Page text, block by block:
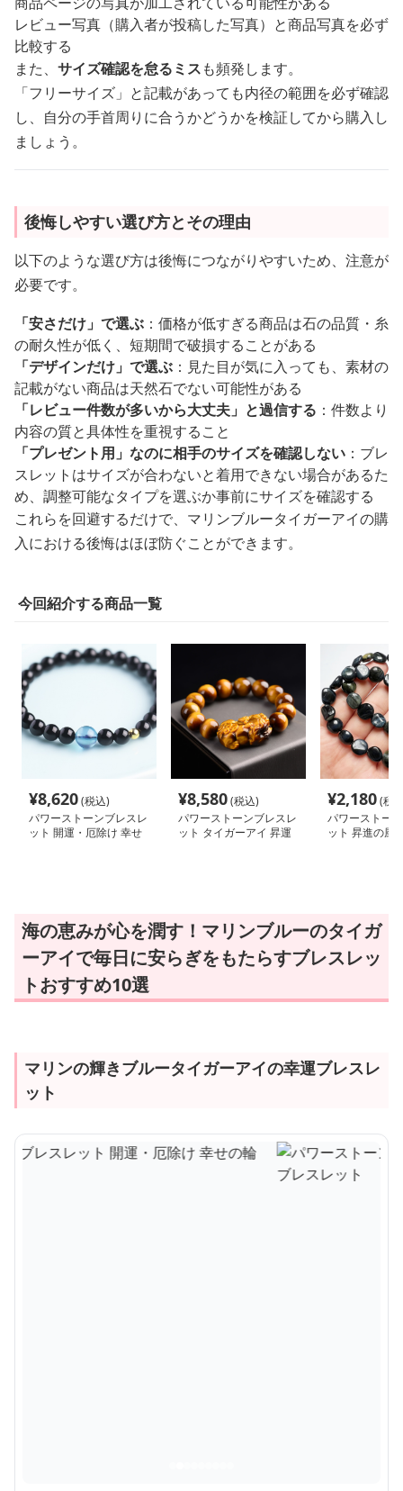
レビュー写真（購入者が投稿した写真）と商品写真を必ず
比較する
また、 サイズ確認を怠るミスも頻発します。
「フリーサイズ」と記載があっても内径の範囲を必ず確認
し、自分の手首周りに合うかどうかを検証してから購入し
ましょう。
後悔しやすい選び方とその理由
以下のような選び方は後悔につながりやすいため、注意が
必要です。
「安さだけ」で選ぶ ：価格が低すぎる商品は石の品質・糸
の耐久性が低く、短期間で破損することがある
「デザインだけ」で選ぶ ：見た目が気に入っても、素材の
記載がない商品は天然石でない可能性がある
「レビュー件数が多いから大丈夫」と過信する ：件数より
内容の質と具体性を重視すること
「プレゼント用」なのに相手のサイズを確認しない ：ブレ
スレットはサイズが合わないと着用できない場合があるた
め、調整可能なタイプを選ぶか事前にサイズを確認する
これらを回避するだけで、マリンブルータイガーアイの購
入における後悔はほぼ防ぐことができます。
今回紹介する商品一覧
¥8,620(税込)
パワーストーンブレスレ
ット 開運・厄除け 幸せ
¥8,580(税込)
パワーストーンブレスレ
ット タイガーアイ 昇運
¥2,180(税
パワーストー
ット 昇進の風
海の恵みが心を潤す！マリンブルーのタイガ
ーアイで毎日に安らぎをもたらすブレスレッ
トおすすめ10選
マリンの輝きブルータイガーアイの幸運ブレスレ
ット